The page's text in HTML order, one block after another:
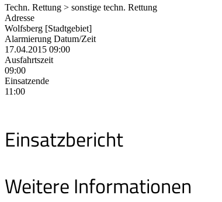
Techn. Rettung > sonstige techn. Rettung
Adresse
Wolfsberg [Stadtgebiet]
Alarmierung Datum/Zeit
17.04.2015 09:00
Ausfahrtszeit
09:00
Einsatzende
11:00
Einsatzbericht
Weitere Informationen